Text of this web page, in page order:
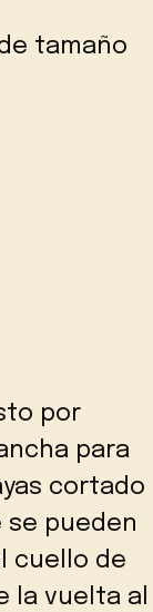
tamaño
por
para
cortado
se pueden
cuello de
la vuelta al